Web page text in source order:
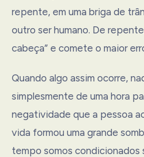
repente, em uma briga de
outro ser humano. De
cabeça” e comete o maior
Quando algo assim ocorre,
simplesmente de uma hora
negatividade que a pessoa
vida formou uma grande
tempo somos condicionados